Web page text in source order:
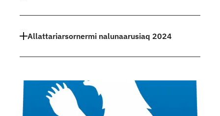
Allattariarsornermi nalunaarusiaq 2024